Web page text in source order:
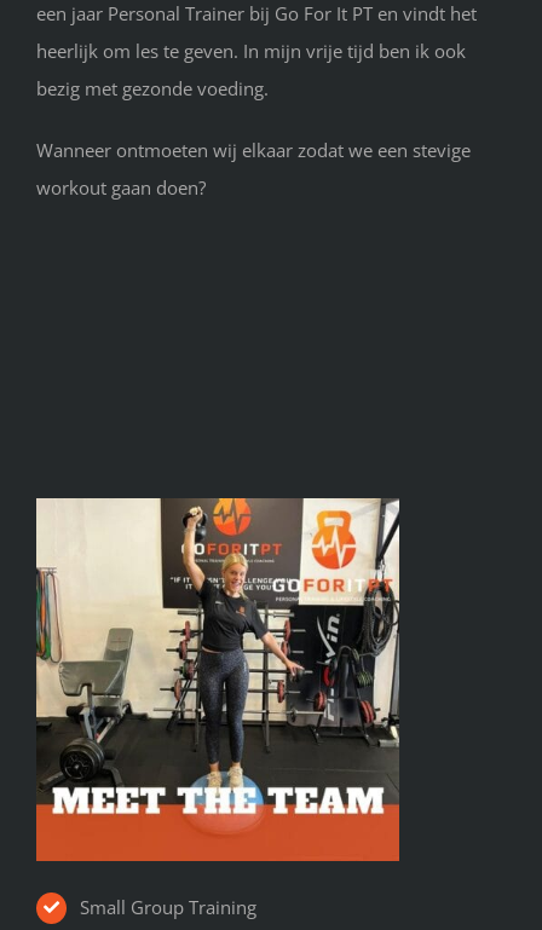
een jaar Personal Trainer bij Go For It PT en vindt het
heerlijk om les te geven. In mijn vrije tijd ben ik ook
bezig met gezonde voeding.
Wanneer ontmoeten wij elkaar zodat we een stevige
workout gaan doen?
Small Group Training